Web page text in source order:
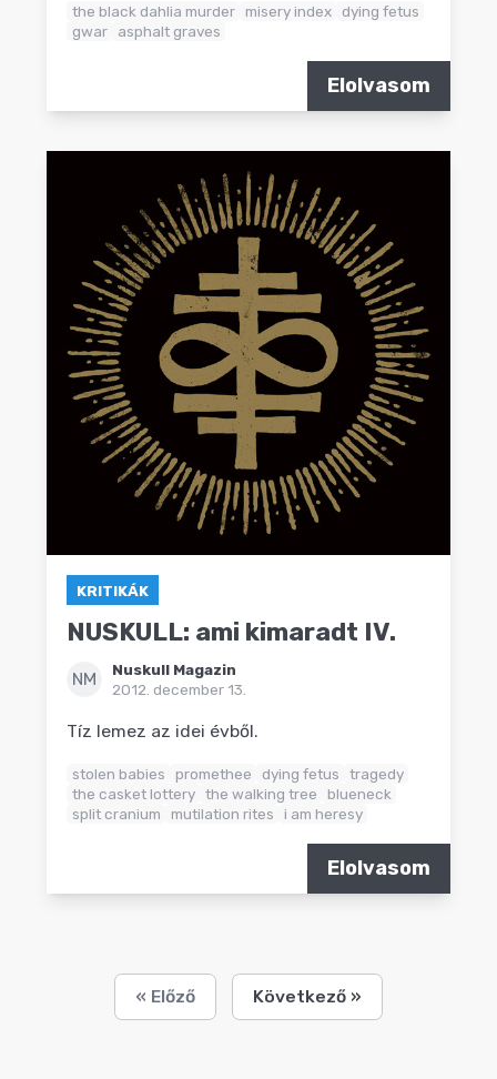
the black dahlia murder misery index
dying fetus
gwar
asphalt graves
Elolvasom
KRITIKÁK
NUSKULL: ami kimaradt IV.
NM
Nuskull Magazin
2012. december 13.
Tíz lemez az idei évből.
stolen babies promethee dying fetus
tragedy
the casket lottery the walking tree
blueneck
split cranium
mutilation rites i am heresy
Elolvasom
« Előző Következő »